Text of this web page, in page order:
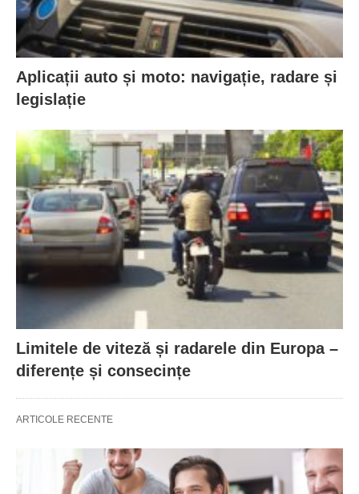
Aplicații auto și moto: navigație, radare și
legislație
Limitele de viteză și radarele din Europa –
diferențe și consecințe
ARTICOLE RECENTE